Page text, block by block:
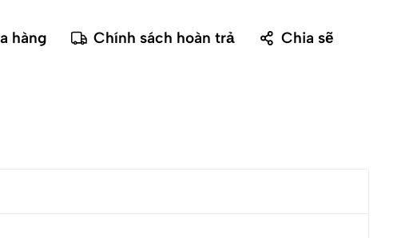
hàng Chính sách hoàn trả Chia sẽ